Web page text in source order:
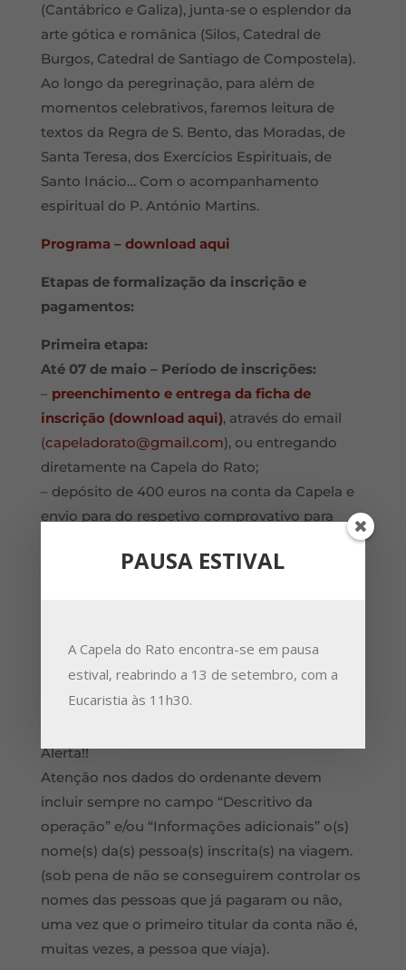
(Cantábrico e Galiza), junta-se o esplendor da
arte gótica e românica (Silos, Catedral de
Burgos, Catedral de Santiago de Compostela).
Ao longo da peregrinação, para além de
momentos celebrativos, faremos leitura de
textos da Regra de S. Bento, das Moradas, de
Santa Teresa, dos Exercícios Espirituais, de
Santo Inácio… Com o acompanhamento
espiritual do P. António Martins.
Programa – download aqui
Etapas de formalização da inscrição e
pagamentos:
Primeira etapa:
Até 07 de maio – Período de inscrições:
– preenchimento e entrega da ficha de
inscrição (download aqui), através do email
(capeladorato@gmail.com), ou entregando
diretamente na Capela do Rato;
– depósito de 400 euros na conta da Capela e
envio para do respetivo comprovativo para
NIB: 0010 0000 1993 6630 0019 1
Iban: PT50 0010 0000 1993 6630 0019 1
Alerta!!
Atenção nos dados do ordenante devem
incluir sempre no campo “Descritivo da
operação” e/ou “Informações adicionais” o(s)
nome(s) da(s) pessoa(s) inscrita(s) na viagem.
(sob pena de não se conseguirem controlar os
nomes das pessoas que já pagaram ou não,
uma vez que o primeiro titular da conta não é,
muitas vezes, a pessoa que viaja).
PAUSA ESTIVAL
A Capela do Rato encontra-se em pausa
estival, reabrindo a 13 de setembro, com a
Eucaristia às 11h30.